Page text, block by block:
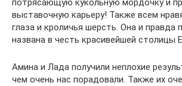
потрясающую кукольную мордочку и
выставочную карьеру! Также всем
глаза и кроличья шерсть. Она и правда
названа в честь красивейшей столицы
Амина и Лада получили неплохие
чем очень нас порадовали. Также их